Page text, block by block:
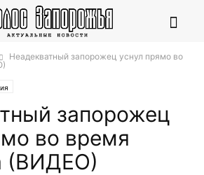
Неадекватный запорожец уснул прямо во
запорожец
во время
(ВИДЕО)